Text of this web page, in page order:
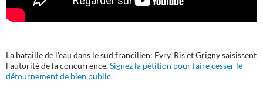
La bataille de l'eau dans le sud francilien: Evry, Ris et Grigny saisissent
l'autorité de la concurrence.Signez la pétition pour faire cesser le
détournement de bien public.